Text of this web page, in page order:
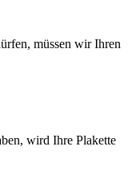
müssen wir Ihren
wird Ihre Plakette